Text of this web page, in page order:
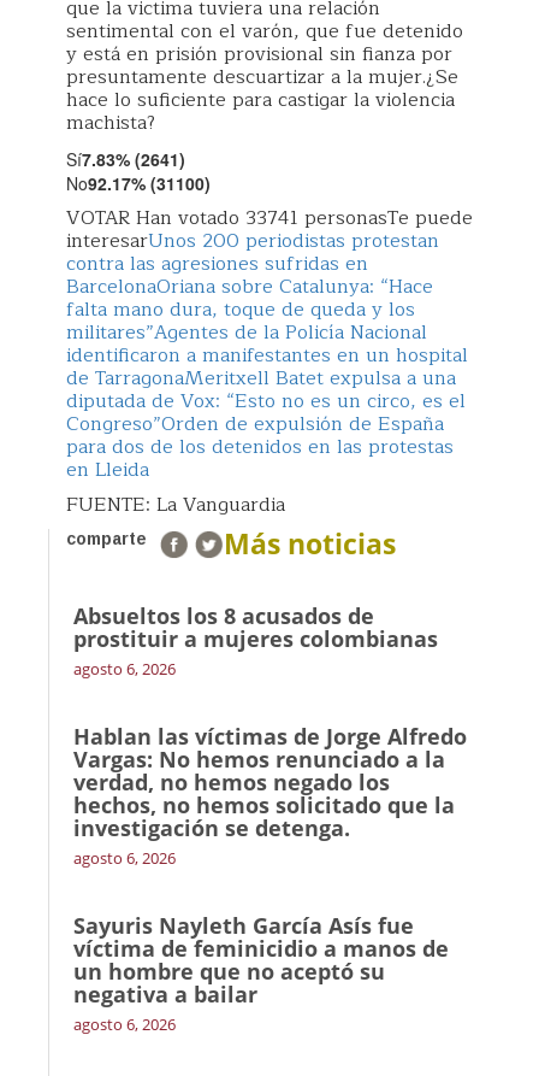
que la victima tuviera una relación
sentimental con el varón, que fue detenido
y está en prisión provisional sin fianza por
presuntamente descuartizar a la mujer.¿Se
hace lo suficiente para castigar la violencia
machista?
Sí7.83% (2641)
No92.17% (31100)
VOTAR Han votado 33741 personasTe puede
interesarUnos 200 periodistas protestan
contra las agresiones sufridas en
BarcelonaOriana sobre Catalunya: “Hace
falta mano dura, toque de queda y los
militares”Agentes de la Policía Nacional
identificaron a manifestantes en un hospital
de TarragonaMeritxell Batet expulsa a una
diputada de Vox: “Esto no es un circo, es el
Congreso”Orden de expulsión de España
para dos de los detenidos en las protestas
en Lleida
FUENTE: La Vanguardia
comparte Más noticias
Absueltos los 8 acusados de
prostituir a mujeres colombianas
agosto 6, 2026
Hablan las víctimas de Jorge Alfredo
Vargas: No hemos renunciado a la
verdad, no hemos negado los
hechos, no hemos solicitado que la
investigación se detenga.
agosto 6, 2026
Sayuris Nayleth García Asís fue
víctima de feminicidio a manos de
un hombre que no aceptó su
negativa a bailar
agosto 6, 2026